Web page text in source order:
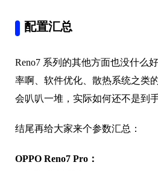
配置汇总
Reno7 系列的其他方面也没什么
率啊、软件优化、散热系统之类
会叭叭一堆，实际如何还不是到
结尾再给大家来个参数汇总：
OPPO Reno7 Pro：